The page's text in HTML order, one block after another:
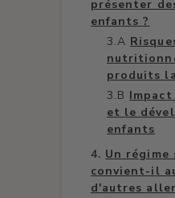
présenter
enfants ?
produits
et le
enfants
Un régime
convient-il
d'autres